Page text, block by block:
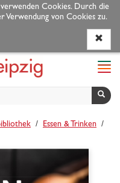
Cookies. Durch die
Verwendung von Cookies zu.
/ Essen & Trinken /